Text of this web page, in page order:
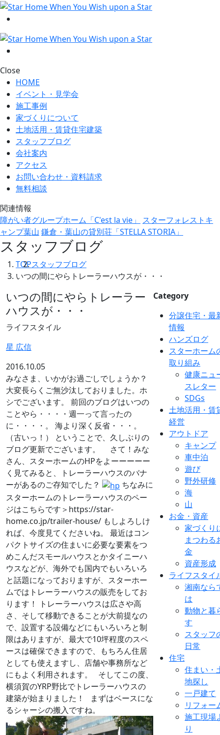
Close
HOME
イベント・見学会
施工事例
家づくりについて
土地活用・賃貸住宅建築
スタッフブログ
会社案内
アクセス
お問い合わせ・資料請求
無料相談
関連情報
障がい者グループホーム「C'est la vie」
スターフォレストキ
ャンプ葉山 鎌倉・葉山の貸別荘「STELLA STORIA」
スタッフブログ
TOPスタッフブログ
いつの間にやらトレーラーハウスが・・・
いつの間にやらトレーラー
ハウスが・・・
ライフスタイル
星 広信
2016.10.05
みなさま、いかがお過ごしでしょうか？
大変長らくご無沙汰しておりました。ホ
シでございます。 前回のブログはいつの
ことやら・・・・週一って言ったの
に・・・・。 海より深く反省・・・。
（古いっ！） ということで、久しぶりの
ブログ更新でございます。 さて！みな
さん、スターホームのHPをよーーーーー
く見てみると、トレーラーハウスのバナ
ーがあるのご存知でした？
ちなみに
スターホームのトレーラーハウスのペー
ジはこちらです＞https://star-
home.co.jp/trailer-house/ もしよろしけ
れば、今度見てくださいね。 最近はコン
パクトサイズの住まいに必要な要素をつ
めこんだスモールハウスとかタイニーハ
ウスなどが、海外でも国内でもいろいろ
と話題になっておりますが、スターホー
ムではトレーラーハウスの販売をしてお
ります！ トレーラーハウスは広さや高
さ、そして移動できることが大前提なの
で、設置する設備などにもいろいろと制
限はありますが、最大で10坪程度のスペ
ースは確保できますので、もちろん住居
としても使えますし、店舗や事務所など
にもよく利用されます。 そしてこの度、
横須賀のYRP野比でトレーラーハウスの
建築が始まりました！ まずはベースにな
るシャーシの搬入ですね。
Category
分譲住宅・最
情報
ハンズログ
スターホーム
取り組み
健康ニュ
スレター
SDGs
土地活用・賃
経営
アウトドア
キャンプ
車中泊
遊び
野外研修
海
山
お金・資産
家づくり
まつわる
金
資産形成
ライフスタイ
湘南なら
は
動物と暮
す
スタッフ
日常
住宅
住まい・
地探し
一戸建て
リフォー
施工現場
り